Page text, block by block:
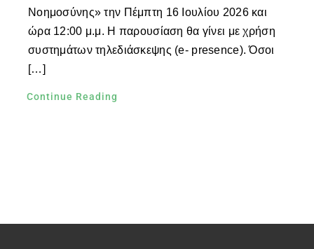
Νοημοσύνης» την Πέμπτη 16 Ιουλίου 2026 και
ώρα 12:00 μ.μ. Η παρουσίαση θα γίνει με χρήση
συστημάτων τηλεδιάσκεψης (e- presence). Όσοι
[…]
Continue Reading